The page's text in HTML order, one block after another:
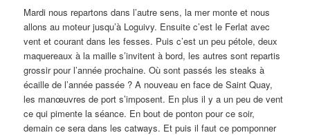
Mardi nous repartons dans l’autre sens, la mer monte et nous
allons au moteur jusqu’à Loguivy. Ensuite c’est le Ferlat avec
vent et courant dans les fesses. Puis c’est un peu pétole, deux
maquereaux à la maille s’invitent à bord, les autres sont repartis
grossir pour l’année prochaine. Où sont passés les steaks à
écaille de l’année passée ? A nouveau en face de Saint Quay,
les manœuvres de port s’imposent. En plus il y a un peu de vent
ce qui pimente la séance. En bout de ponton pour ce soir,
demain ce sera dans les catways. Et puis il faut ce pomponner